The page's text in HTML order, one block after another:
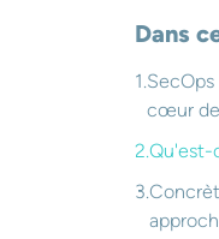
Dans
cœur
Qu'est-